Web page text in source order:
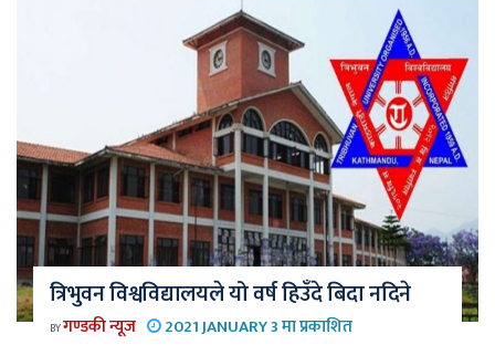
त्रिभुवन विश्वविद्यालयले यो वर्ष हिउँदे बिदा नदिने
BYगण्डकी न्यूज 2021 JANUARY 3 मा प्रकाशित